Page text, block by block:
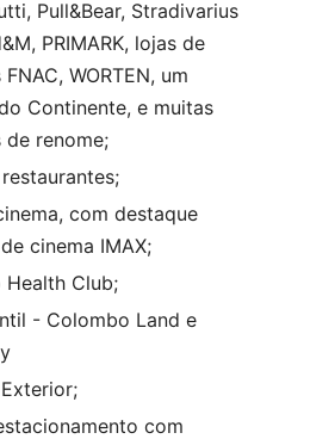
Pull&Bear, Stradivarius
PRIMARK, lojas de
WORTEN, um
Continente, e muitas
renome;
com destaque
cinema IMAX;
Health Club;
- Colombo Land e
com